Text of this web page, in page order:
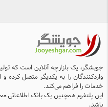
قرارجویشگر، یک بازارچه آنلاین است که
واردکنندگان را به یکدیگر متصل
خدمات را فراهم می‌کند.